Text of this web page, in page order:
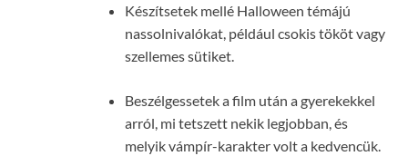
Készítsetek mellé Halloween témájú
nassolnivalókat, például csokis tököt vagy
szellemes sütiket.
Beszélgessetek a film után a gyerekekkel
arról, mi tetszett nekik legjobban, és
melyik vámpír-karakter volt a kedvencük.